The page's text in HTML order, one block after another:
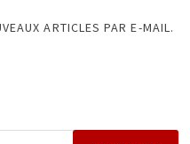
ARTICLES PAR E-MAIL.